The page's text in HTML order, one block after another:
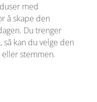
med
å skape den
Du trenger
kan du velge den
stemmen.